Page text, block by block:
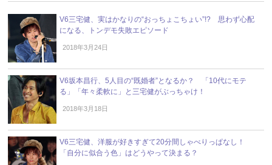
V6三宅健、実はかなりの“おっちょこちょい”!? 思わず心配
になる、トンデモ失敗エピソード
2018年3月24日
V6坂本昌行、5人目の“既婚者”となるか？ 「10代にモテ
る」「年々柔軟に」と三宅健がぶっちゃけ！
2018年3月18日
V6三宅健、洋服が好きすぎて20分間しゃべりっぱなし！
「自分に似合う色」はどうやって決まる？